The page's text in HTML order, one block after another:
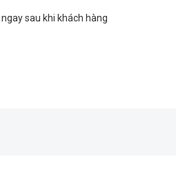
ngay sau khi khách hàng